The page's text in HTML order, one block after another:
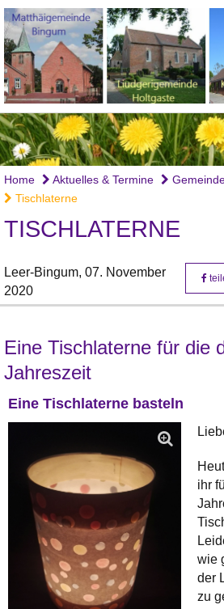
Home Aktuelles & Termine
Tischlaterne
TISCHLATERNE
Leer-Bingum, 07. November
2020
Eine Tischlaterne für die
Jahreszeit
Eine Tischlaterne basteln
ihr
wie
der
zu